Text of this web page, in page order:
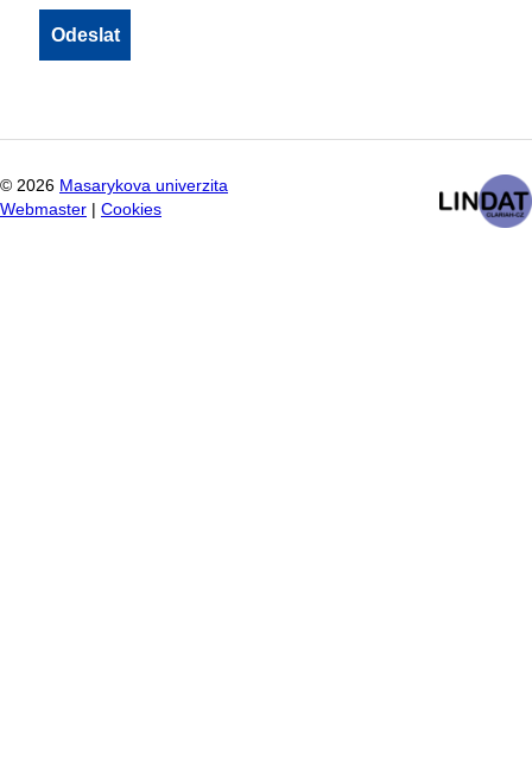
© 2026 Masarykova univerzita
Webmaster
Cookies